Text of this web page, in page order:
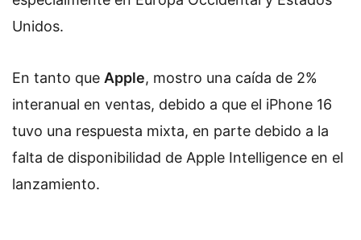
Unidos.
En tanto que Apple, mostro una caída de 2%
interanual en ventas, debido a que el iPhone 16
tuvo una respuesta mixta, en parte debido a la
falta de disponibilidad de Apple Intelligence en el
lanzamiento.